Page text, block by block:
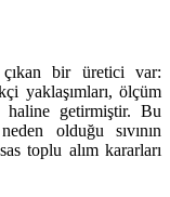
bir üretici var:
yaklaşımları, ölçüm
haline getirmiştir. Bu
olduğu sıvının
toplu alım kararları